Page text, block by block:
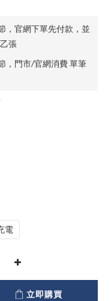
，官網下單先付款，並
張
，門市/官網消費 單筆
電
立即購買